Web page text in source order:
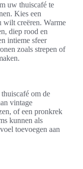
uw thuiscafé te
Kies een
wilt creëren. Warme
diep rood en
intieme sfeer
zoals strepen of
om de
vintage
of een pronkrek
kunnen als
toevoegen aan